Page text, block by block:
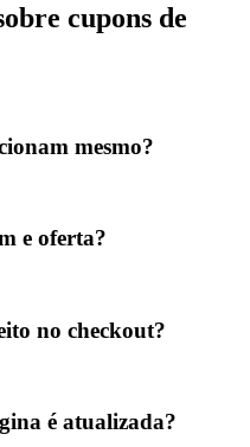
cupons de
mesmo?
e oferta?
no checkout?
é atualizada?